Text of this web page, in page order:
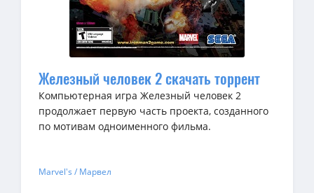
Железный человек 2 скачать торрент
Компьютерная игра Железный человек 2
продолжает первую часть проекта, созданного
по мотивам одноименного фильма.
Marvel's / Марвел